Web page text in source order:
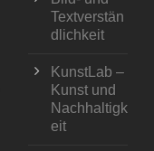
Textverstän
dlichkeit
KunstLab –
Kunst und
Nachhaltigk
eit